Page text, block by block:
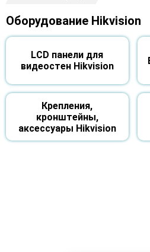
Оборудование Hikvision
LCD панели для
видеостен Hikvision
Крепления,
кронштейны,
аксессуары Hikvision